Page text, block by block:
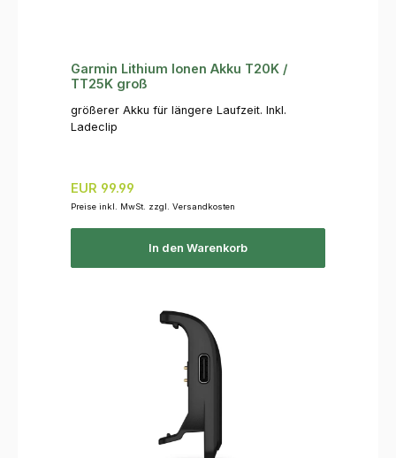
Garmin Lithium Ionen Akku T20K /
TT25K groß
größerer Akku für längere Laufzeit. Inkl.
Ladeclip
Regulärer Preis:
EUR 99.99
Preise inkl. MwSt. zzgl. Versandkosten
In den Warenkorb